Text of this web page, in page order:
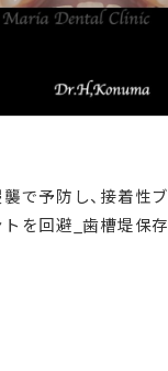
で予防し、接着性ブ
を回避_歯槽堤保存